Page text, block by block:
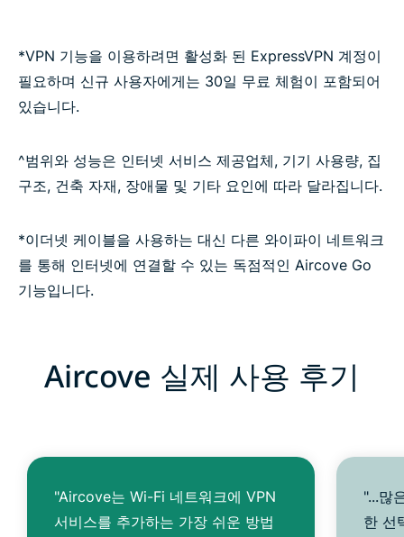
*VPN 기능을 이용하려면 활성화 된 ExpressVPN 계정이
필요하며 신규 사용자에게는 30일 무료 체험이 포함되어
있습니다.
^범위와 성능은 인터넷 서비스 제공업체, 기기 사용량, 집
구조, 건축 자재, 장애물 및 기타 요인에 따라 달라집니다.
*이더넷 케이블을 사용하는 대신 다른 와이파이 네트워크
를 통해 인터넷에 연결할 수 있는 독점적인 Aircove Go
기능입니다.
Aircove 실제 사용 후기
"Aircove는 Wi-Fi 네트워크에 VPN
서비스를 추가하는 가장 쉬운 방법
"...많
한 선